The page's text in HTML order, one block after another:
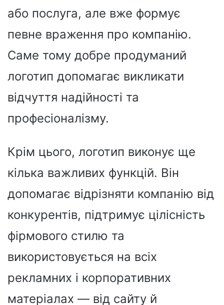
або послуга, але вже формує
певне враження про компанію.
Саме тому добре продуманий
логотип допомагає викликати
відчуття надійності та
професіоналізму.
Крім цього, логотип виконує ще
кілька важливих функцій. Він
допомагає відрізняти компанію від
конкурентів, підтримує цілісність
фірмового стилю та
використовується на всіх
рекламних і корпоративних
матеріалах — від сайту й